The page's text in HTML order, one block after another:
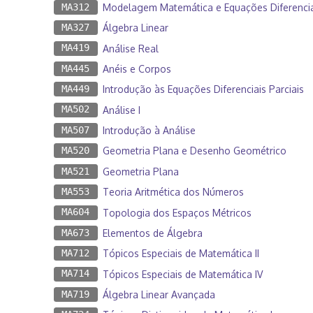
MA312 Modelagem Matemática e Equações
MA327 Álgebra Linear
MA419 Análise Real
MA445 Anéis e Corpos
MA449 Introdução às Equações Diferenciais Parciais
MA502 Análise I
MA507 Introdução à Análise
MA520 Geometria Plana e Desenho Geométrico
MA521 Geometria Plana
MA553 Teoria Aritmética dos Números
MA604 Topologia dos Espaços Métricos
MA673 Elementos de Álgebra
MA712 Tópicos Especiais de Matemática II
MA714 Tópicos Especiais de Matemática IV
MA719 Álgebra Linear Avançada